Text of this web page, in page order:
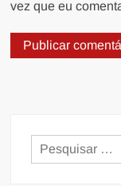
vez que eu